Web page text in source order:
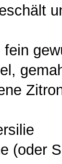
(oder